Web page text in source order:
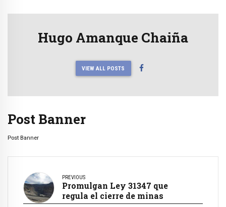
Hugo Amanque Chaiña
VIEW ALL POSTS
Post Banner
Post Banner
PREVIOUS
Promulgan Ley 31347 que
regula el cierre de minas